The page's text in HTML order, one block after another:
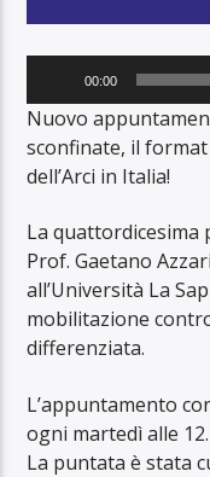
Player
00:00
Nuovo
sconfinate, il
dell’Arci in Italia!
La quattordicesima
Prof. Gaetano
all’Università La
mobilitazione
differenziata.
L’appuntamento
ogni martedì alle 12.
La puntata è stata